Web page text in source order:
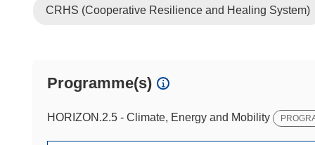
CRHS (Cooperative Resilience and Healing System)
Programme(s)
HORIZON.2.5 - Climate, Energy and Mobility